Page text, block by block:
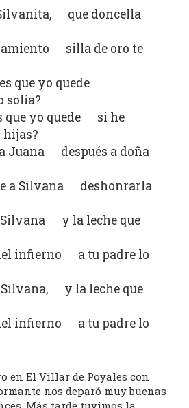
que doncella
silla de oro te
que yo quede
solía?
que yo quede si he
Juana después a doña
a Silvana deshonrarla
Silvana y la leche que
infierno a tu padre lo
Silvana, y la leche que
infierno a tu padre lo
en El Villar de Poyales con
nos deparó muy buenas
Más tarde tuvimos la